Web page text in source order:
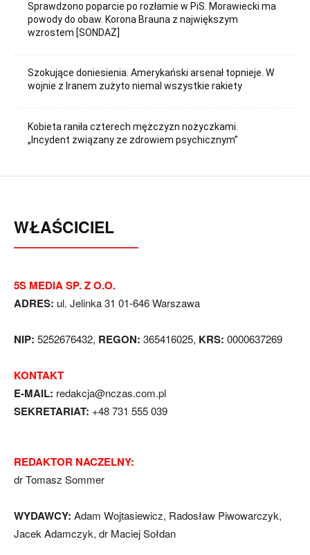
Sprawdzono poparcie po rozłamie w PiS. Morawiecki ma
powody do obaw. Korona Brauna z największym
wzrostem [SONDAŻ]
Szokujące doniesienia. Amerykański arsenał topnieje. W
wojnie z Iranem zużyto niemal wszystkie rakiety
Kobieta raniła czterech mężczyzn nożyczkami.
„Incydent związany ze zdrowiem psychicznym”
WŁAŚCICIEL
5S MEDIA SP. Z O.O.
ADRES: ul. Jelinka 31 01-646 Warszawa
NIP: 5252676432, REGON: 365416025, KRS: 0000637269
KONTAKT
E-MAIL: redakcja@nczas.com.pl
SEKRETARIAT: +48 731 555 039
REDAKTOR NACZELNY:
dr Tomasz Sommer
WYDAWCY: Adam Wojtasiewicz, Radosław Piwowarczyk,
Jacek Adamczyk, dr Maciej Sołdan